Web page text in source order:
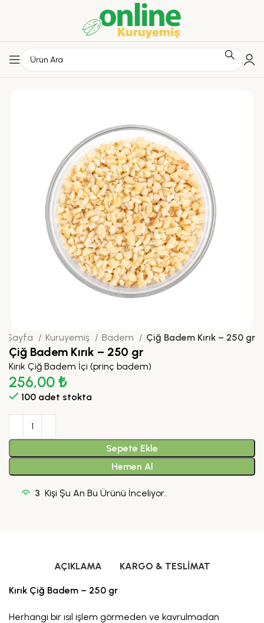
Sayfa Kuruyemiş Badem Çiğ Badem Kırık – 250 gr
Çiğ Badem Kırık – 250 gr
Kırık Çiğ Badem İçi (prinç badem)
256,00₺
100 adet stokta
Sepete Ekle
Hemen Al
3 Kişi Şu An Bu Ürünü İnceliyor..
AÇIKLAMA KARGO & TESLIMAT
Kırık Çiğ Badem – 250 gr
Herhangi bir ısıl işlem görmeden ve kavrulmadan